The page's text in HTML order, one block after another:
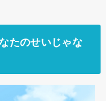
たのせいじゃな